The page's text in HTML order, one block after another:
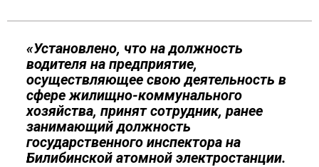
«Установлено, что на должность
водителя на предприятие,
осуществляющее свою деятельность в
сфере жилищно-коммунального
хозяйства, принят сотрудник, ранее
занимающий должность
государственного инспектора на
Билибинской атомной электростанции.